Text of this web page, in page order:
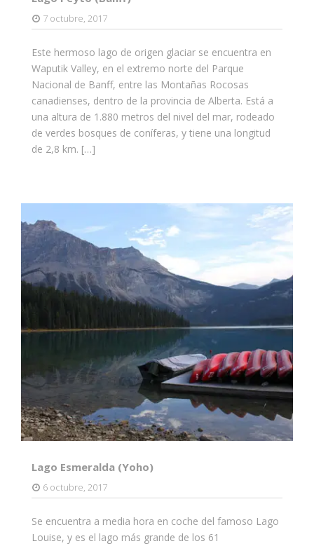
7 octubre, 2017
Este hermoso lago de origen glaciar se encuentra en
Waputik Valley, en el extremo norte del Parque
Nacional de Banff, entre las Montañas Rocosas
canadienses, dentro de la provincia de Alberta. Está a
una altura de 1.880 metros del nivel del mar, rodeado
de verdes bosques de coníferas, y tiene una longitud
de 2,8 km. […]
Lago Esmeralda (Yoho)
6 octubre, 2017
Se encuentra a media hora en coche del famoso Lago
Louise, y es el lago más grande de los 61